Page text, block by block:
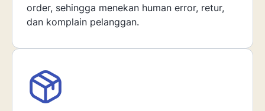
order, sehingga menekan human error, retur,
dan komplain pelanggan.